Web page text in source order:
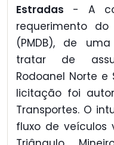
Estradas - A
requerimento
(PMDB), de
tratar de
Rodoanel Norte e
licitação foi
Transportes. O
fluxo de veículos